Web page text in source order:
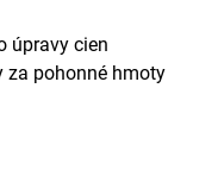
úpravy cien
za pohonné hmoty